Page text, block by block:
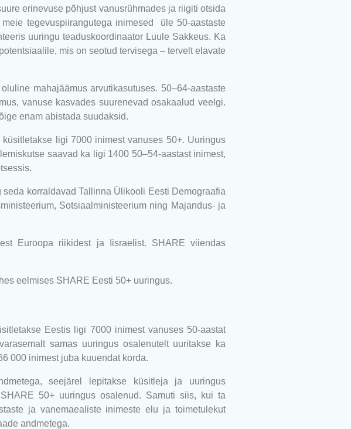
erinevuse põhjust vanusrühmades ja riigiti otsida
tegevuspiirangutega inimesed üle 50-aastaste
uuringu teaduskoordinaator Luule Sakkeus. Ka
mis on seotud tervisega – tervelt elavate
mahajäämus arvutikasutuses. 50–64-aastaste
vanuse kasvades suurenevad osakaalud veelgi.
enam abistada suudaksid.
ligi 7000 inimest vanuses 50+. Uuringus
saavad ka ligi 1400 50–54-aastast inimest,
korraldavad Tallinna Ülikooli Eesti Demograafia
Sotsiaalministeerium ning Majandus- ja
Euroopa riikidest ja Iisraelist. SHARE viiendas
eelmises SHARE Eesti 50+ uuringus.
Eestis ligi 7000 inimest vanuses 50-aastat
samas uuringus osalenutelt uuritakse ka
000 inimest juba kuuendat korda.
seejärel lepitakse küsitleja ja uuringus
50+ uuringus osalenud. Samuti siis, kui ta
ja vanemaealiste inimeste elu ja toimetulekut
andmetega.